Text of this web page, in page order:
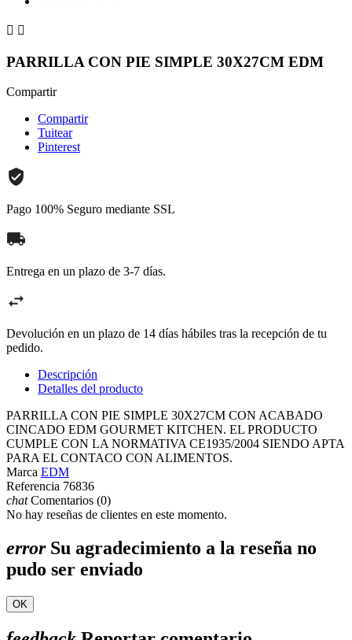
 
PARRILLA CON PIE SIMPLE 30X27CM EDM
Compartir
Compartir
Tuitear
Pinterest
Pago 100% Seguro mediante SSL
Entrega en un plazo de 3-7 días.
Devolución en un plazo de 14 días hábiles tras la recepción de tu
pedido.
Descripción
Detalles del producto
PARRILLA CON PIE SIMPLE 30X27CM CON ACABADO
CINCADO EDM GOURMET KITCHEN. EL PRODUCTO
CUMPLE CON LA NORMATIVA CE1935/2004 SIENDO APTA
PARA EL CONTACO CON ALIMENTOS.
Marca EDM
Referencia 76836
chatComentarios (0)
No hay reseñas de clientes en este momento.
errorSu agradecimiento a la reseña no
pudo ser enviado
OK